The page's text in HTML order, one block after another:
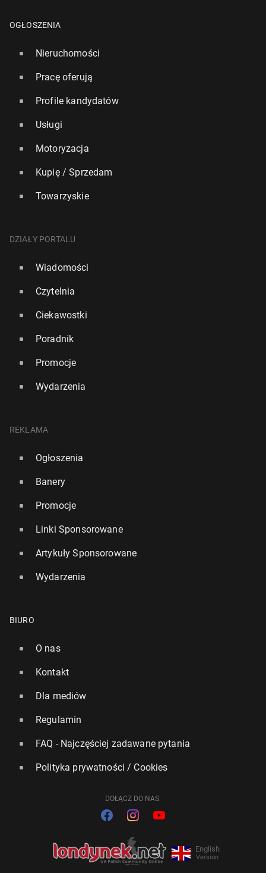
OGŁOSZENIA
Nieruchomości
Pracę oferują
Profile kandydatów
Usługi
Motoryzacja
Kupię / Sprzedam
Towarzyskie
DZIAŁY PORTALU
Wiadomości
Czytelnia
Ciekawostki
Poradnik
Promocje
Wydarzenia
REKLAMA
Ogłoszenia
Banery
Promocje
Linki Sponsorowane
Artykuły Sponsorowane
Wydarzenia
BIURO
O nas
Kontakt
Dla mediów
Regulamin
FAQ - Najczęściej zadawane pytania
Polityka prywatności / Cookies
DOŁĄCZ DO NAS:
English
Version